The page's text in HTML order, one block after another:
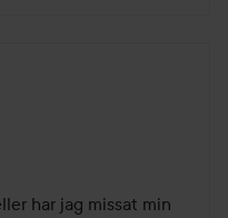
har jag missat min